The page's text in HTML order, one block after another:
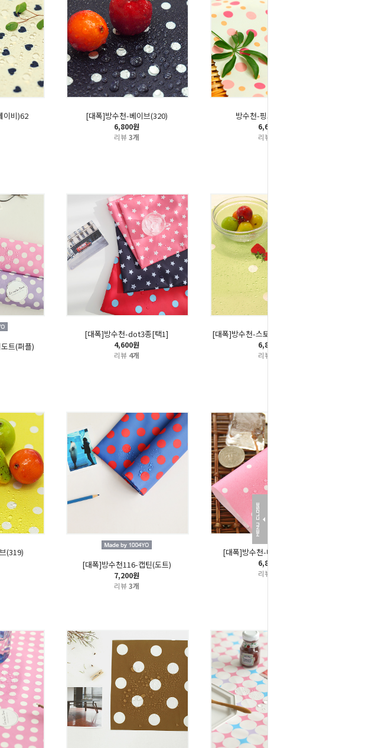
이비)62 [대폭]방수천-베이브(320)
6,800원
리뷰3개
방수천-핑크도트(303)
6,600원
리뷰
트(퍼플)
[대폭]방수천-dot3종[택1]
4,600원
리뷰 4개
[대폭]방수천-스토어베리(그린)334번
6,800원
리뷰
(319)
[대폭]방수천116-캡틴(도트)
7,200원
리뷰3개
[대폭]방수천-메이퀸(핑크)349
6,800원
리뷰